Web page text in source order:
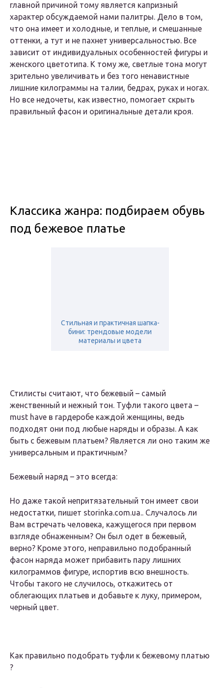
главной причиной тому является капризный
характер обсуждаемой нами палитры. Дело в том,
что она имеет и холодные, и теплые, и смешанные
оттенки, а тут и не пахнет универсальностью. Все
зависит от индивидуальных особенностей фигуры и
женского цветотипа. К тому же, светлые тона могут
зрительно увеличивать и без того ненавистные
лишние килограммы на талии, бедрах, руках и ногах.
Но все недочеты, как известно, помогает скрыть
правильный фасон и оригинальные детали кроя.
Классика жанра: подбираем обувь
под бежевое платье
Стильная и практичная шапка-
бини: трендовые модели
материалы и цвета
Стилисты считают, что бежевый – самый
женственный и нежный тон. Туфли такого цвета –
must have в гардеробе каждой женщины, ведь
подходят они под любые наряды и образы. А как
быть с бежевым платьем? Является ли оно таким же
универсальным и практичным?
Бежевый наряд – это всегда:
Но даже такой непритязательный тон имеет свои
недостатки, пишет storinka.com.ua.. Случалось ли
Вам встречать человека, кажущегося при первом
взгляде обнаженным? Он был одет в бежевый,
верно? Кроме этого, неправильно подобранный
фасон наряда может прибавить пару лишних
килограммов фигуре, испортив всю внешность.
Чтобы такого не случилось, откажитесь от
облегающих платьев и добавьте к луку, примером,
черный цвет.
Как правильно подобрать туфли к бежевому платью
?